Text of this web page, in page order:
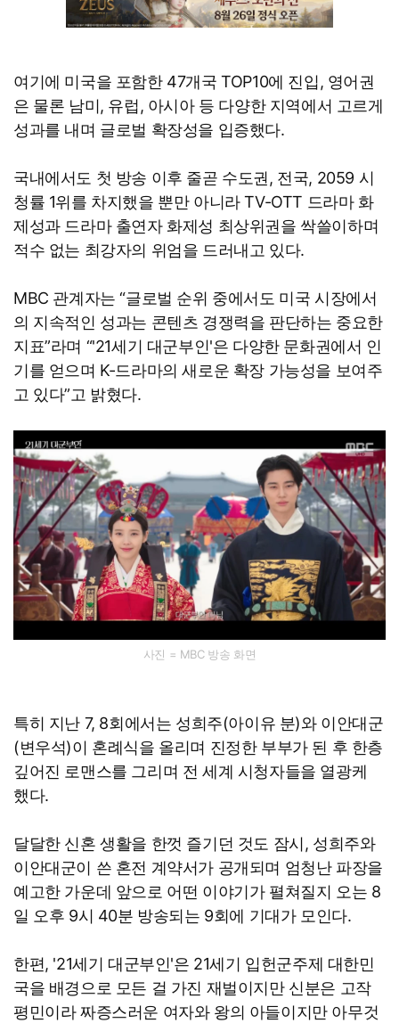
여기에 미국을 포함한 47개국 TOP10에 진입, 영어권
은 물론 남미, 유럽, 아시아 등 다양한 지역에서 고르게
성과를 내며 글로벌 확장성을 입증했다.
국내에서도 첫 방송 이후 줄곧 수도권, 전국, 2059 시
청률 1위를 차지했을 뿐만 아니라 TV-OTT 드라마 화
제성과 드라마 출연자 화제성 최상위권을 싹쓸이하며
적수 없는 최강자의 위엄을 드러내고 있다.
MBC 관계자는 “글로벌 순위 중에서도 미국 시장에서
의 지속적인 성과는 콘텐츠 경쟁력을 판단하는 중요한
지표”라며 “'21세기 대군부인'은 다양한 문화권에서 인
기를 얻으며 K-드라마의 새로운 확장 가능성을 보여주
고 있다”고 밝혔다.
사진 = MBC 방송 화면
특히 지난 7, 8회에서는 성희주(아이유 분)와 이안대군
(변우석)이 혼례식을 올리며 진정한 부부가 된 후 한층
깊어진 로맨스를 그리며 전 세계 시청자들을 열광케
했다.
달달한 신혼 생활을 한껏 즐기던 것도 잠시, 성희주와
이안대군이 쓴 혼전 계약서가 공개되며 엄청난 파장을
예고한 가운데 앞으로 어떤 이야기가 펼쳐질지 오는 8
일 오후 9시 40분 방송되는 9회에 기대가 모인다.
한편, '21세기 대군부인'은 21세기 입헌군주제 대한민
국을 배경으로 모든 걸 가진 재벌이지만 신분은 고작
평민이라 짜증스러운 여자와 왕의 아들이지만 아무것